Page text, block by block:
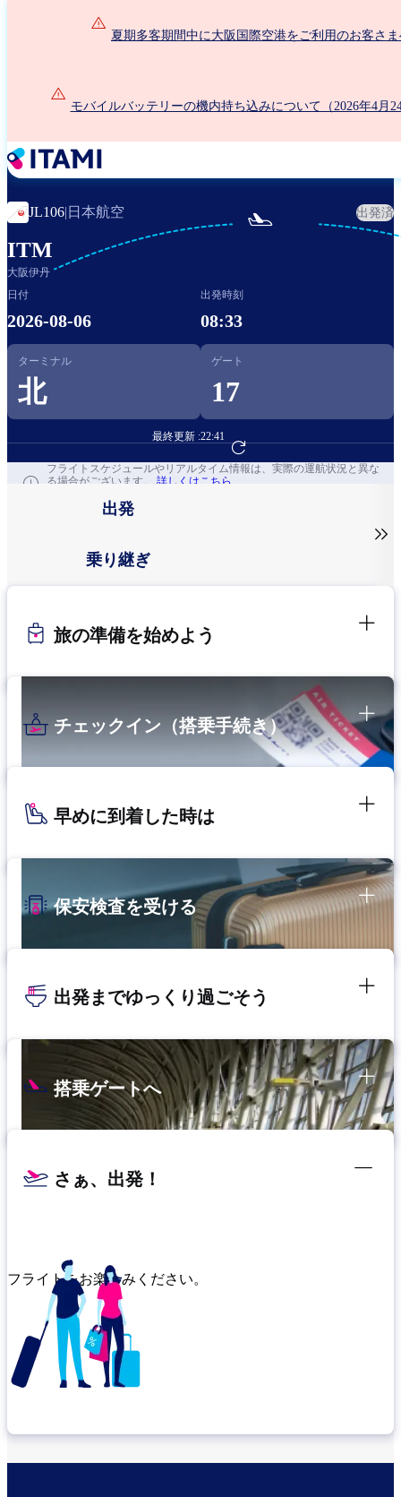
ツ
に
動
夏期多客期間中に大阪国際空港をご利用のお客さ
モバイルバッテリーの機内持ち込みについて（2026年4月
JL106| 日本航空 出発済
ITM
大阪伊丹

日付
2026-08-06
出発時刻
08:33
ターミナル
北
ゲート
17
最終更新 :22:41
フライト予約へ
フライトスケジュールやリアルタイム情報は、実際の運航状況と異な
る場合がございます。 詳しくはこちら
出発
乗り継ぎ

旅の準備を始めよう
チェックイン（搭乗手続き）
早めに到着した時は
保安検査を受ける
出発までゆっくり過ごそう
搭乗ゲートへ
さぁ、出発！
フライトをお楽しみください。